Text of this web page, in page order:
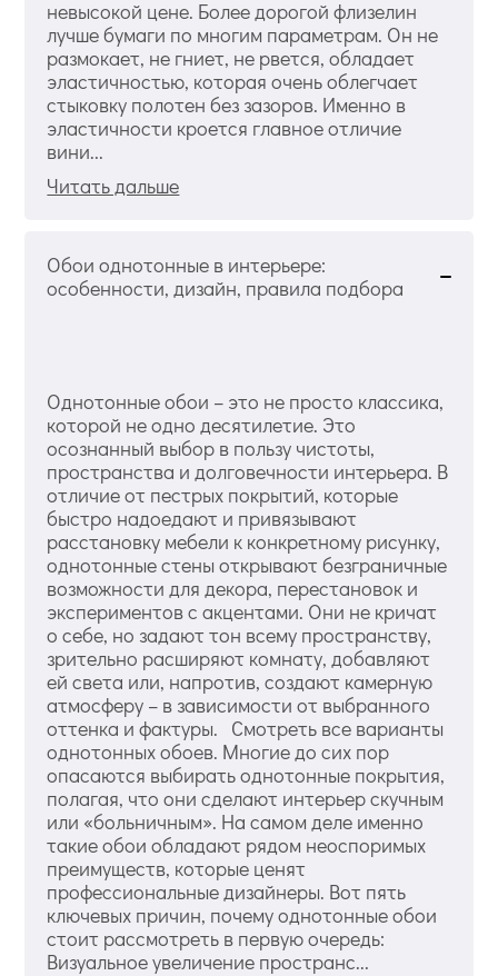
невысокой цене. Более дорогой флизелин
лучше бумаги по многим параметрам. Он не
размокает, не гниет, не рвется, обладает
эластичностью, которая очень облегчает
стыковку полотен без зазоров. Именно в
эластичности кроется главное отличие
вини...
Читать дальше
Обои однотонные в интерьере:
особенности, дизайн, правила подбора
Однотонные обои – это не просто классика,
которой не одно десятилетие. Это
осознанный выбор в пользу чистоты,
пространства и долговечности интерьера. В
отличие от пестрых покрытий, которые
быстро надоедают и привязывают
расстановку мебели к конкретному рисунку,
однотонные стены открывают безграничные
возможности для декора, перестановок и
экспериментов с акцентами. Они не кричат
о себе, но задают тон всему пространству,
зрительно расширяют комнату, добавляют
ей света или, напротив, создают камерную
атмосферу – в зависимости от выбранного
оттенка и фактуры. Смотреть все варианты
однотонных обоев. Многие до сих пор
опасаются выбирать однотонные покрытия,
полагая, что они сделают интерьер скучным
или «больничным». На самом деле именно
такие обои обладают рядом неоспоримых
преимуществ, которые ценят
профессиональные дизайнеры. Вот пять
ключевых причин, почему однотонные обои
стоит рассмотреть в первую очередь:
Визуальное увеличение пространс...